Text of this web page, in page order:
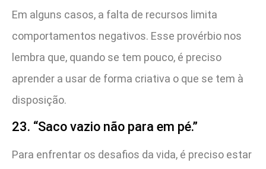
Em alguns casos, a falta de recursos limita
comportamentos negativos. Esse provérbio nos
lembra que, quando se tem pouco, é preciso
aprender a usar de forma criativa o que se tem à
disposição.
23. “Saco vazio não para em pé.”
Para enfrentar os desafios da vida, é preciso estar